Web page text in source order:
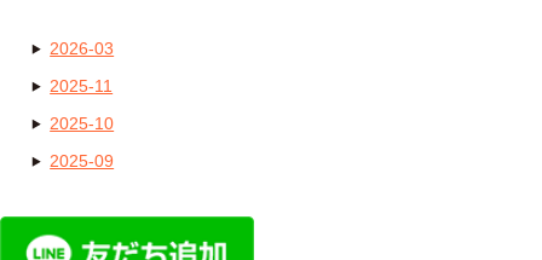
2026-03
2025-11
2025-10
2025-09